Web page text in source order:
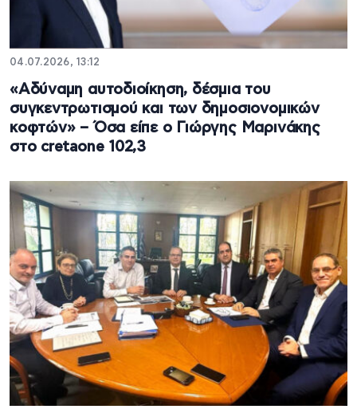
04.07.2026, 13:12
«Αδύναμη αυτοδιοίκηση, δέσμια του
συγκεντρωτισμού και των δημοσιονομικών
κοφτών» – Όσα είπε ο Γιώργης Μαρινάκης
στο cretaone 102,3